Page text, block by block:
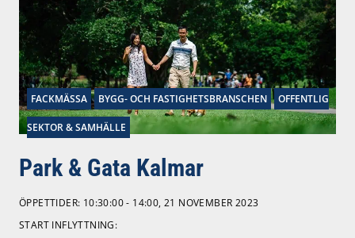
FACKMÄSSA BYGG- OCH FASTIGHETSBRANSCHEN OFFENTLIG
SEKTOR & SAMHÄLLE
Park & Gata Kalmar
ÖPPETTIDER: 10:30:00 - 14:00, 21 NOVEMBER 2023
START INFLYTTNING: